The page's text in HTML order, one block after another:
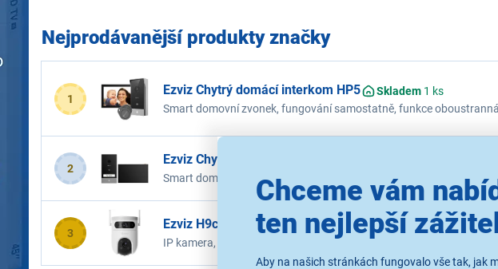
Chceme vám
ten nejlepší
Aby na našich stránkách fungovalo vše tak, jak
Nejprodávanější produkty značky
1
Ezviz Chytrý domácí interkom HP5 Skladem 1 ks
Smart domovní zvonek, fungování samostatně, funkce
2
Ezviz Chytrý domácí interkom HP7
Smart domovní zvonek, fungování samostatně, funkce
3
Ezviz H9c Dual 2K Skladem 1 ks
IP kamera, typ úložiště Cloud, SD, motorická rotace, LED reflektor,
automobilů, napájení ze sítě, barva černá - bílá